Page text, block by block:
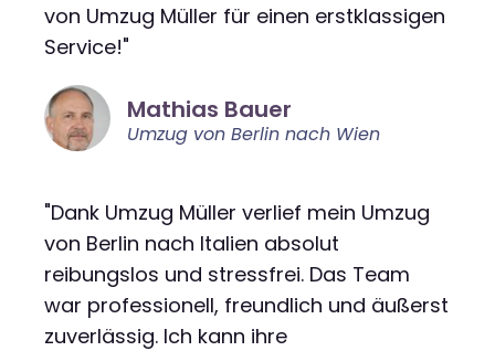
von Umzug Müller für einen erstklassigen
Service!"
Mathias Bauer
Umzug von Berlin nach Wien
"Dank Umzug Müller verlief mein Umzug
von Berlin nach Italien absolut
reibungslos und stressfrei. Das Team
war professionell, freundlich und äußerst
zuverlässig. Ich kann ihre